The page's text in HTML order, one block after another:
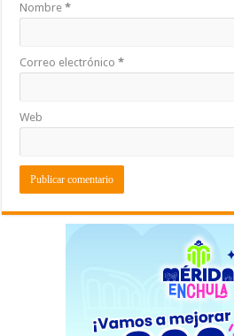
Nombre*
Correo electrónico*
Web